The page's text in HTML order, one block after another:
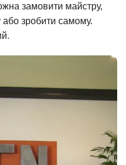
замовити майстру,
зробити самому.